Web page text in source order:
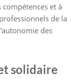
et à
de la
des
solidaire